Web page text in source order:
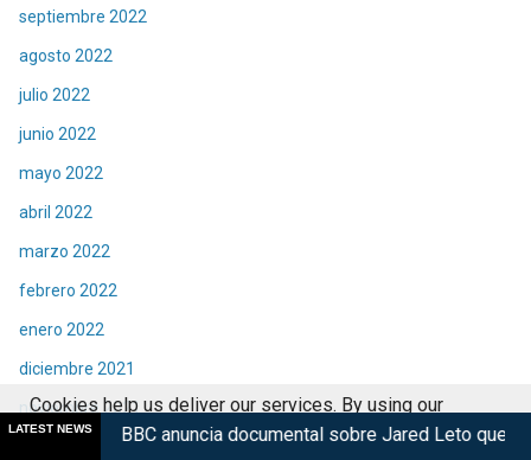
septiembre 2022
agosto 2022
julio 2022
junio 2022
mayo 2022
abril 2022
marzo 2022
febrero 2022
enero 2022
diciembre 2021
noviembre 2021
LATEST NEWS
anuncia documental sobre Jared Leto que expone denuncias
Cookies help us deliver our services. By using our
services, you agree to our use of cookies.
Got it